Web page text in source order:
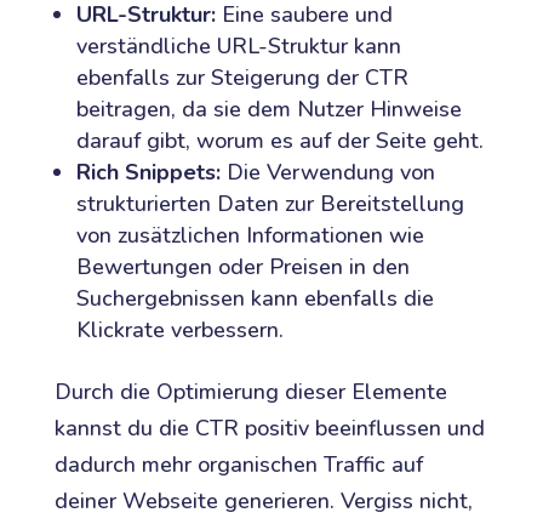
URL-Struktur:Eine saubere und
verständliche URL-Struktur kann
ebenfalls zur Steigerung der CTR
beitragen, da sie dem Nutzer Hinweise
darauf gibt, worum es auf der Seite geht.
Rich Snippets:Die Verwendung von
strukturierten Daten zur Bereitstellung
von zusätzlichen Informationen wie
Bewertungen oder Preisen in den
Suchergebnissen kann ebenfalls die
Klickrate verbessern.
Durch die Optimierung dieser Elemente
kannst du die CTR positiv beeinflussen und
dadurch mehr organischen Traffic auf
deiner Webseite generieren. Vergiss nicht,